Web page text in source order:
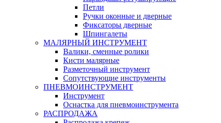
Петли
Ручки оконные и дверные
Фиксаторы дверные
Шпингалеты
МАЛЯРНЫЙ ИНСТРУМЕНТ
Валики, сменные ролики
Кисти малярные
Разметочный инструмент
Сопутствующие инструменты
ПНЕВМОИНСТРУМЕНТ
Инструмент
Оснастка для пневмоинструмента
РАСПРОДАЖА